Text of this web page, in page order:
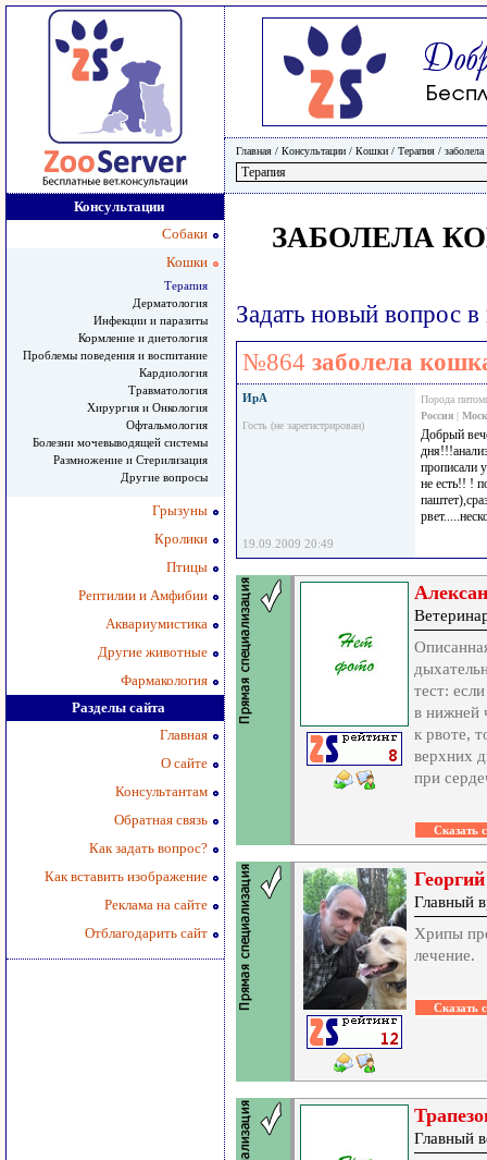
Главная / Консультации / Кошки / Терапия /
Консультации
Собаки
Кошки
Терапия
Дерматология
Инфекции и паразиты
Кормление и диетология
Проблемы поведения и воспитание
Кардиология
Травматология
Хирургия и Онкология
Офтальмология
Болезни мочевыводящей системы
Размножение и Стерилизация
Другие вопросы
Грызуны
Кролики
Птицы
Рептилии и Амфибии
Аквариумистика
Другие животные
Фармакология
Разделы сайта
Главная
О сайте
Консультантам
Обратная связь
Как задать вопрос?
Как вставить изображение
Реклама на сайте
Отблагодарить сайт
ЗАБОЛЕЛА
Задать новый вопрос
№864 заболела
ИрА
Гость (не зарегистрирован)
Порода
Россия |
Добрый
прописали
не есть!! !
19.09.2009 20:49
тест:
в нижней
к рвоте,
верхних
при
Главный
Хрипы
лечение.
Главный